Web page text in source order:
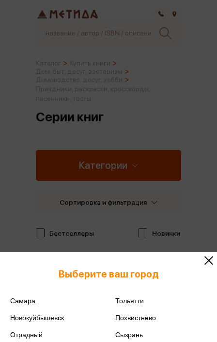
Серии книг
Категории
Бестселлеры Новинки
Сортировка и фильтрация
Выберите ваш город
Самара Тольятти
Новокуйбышевск Похвистнево
Отрадный Сызрань